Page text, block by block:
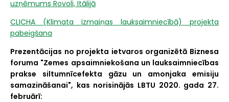
uzņēmums Rovoli, Itālijā
CLICHA (Klimata izmaiņas lauksaimniecībā) projekta
pabeigšana
Prezentācijas no projekta ietvaros organizētā Biznesa
foruma "Zemes apsaimniekošana un lauksaimniecības
prakse siltumnīcefekta gāzu un amonjaka emisiju
samazināšanai", kas norisinājās LBTU 2020. gada 27.
februārī: